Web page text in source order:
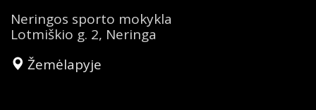
Neringos sporto mokykla
Lotmiškio g. 2, Neringa
Žemėlapyje